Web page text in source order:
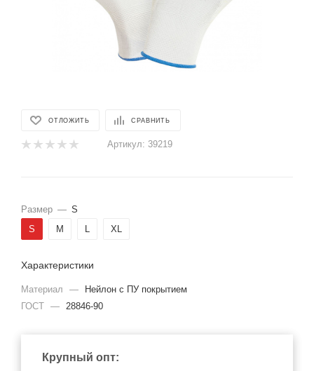
ОТЛОЖИТЬ СРАВНИТЬ
Артикул: 39219
Размер — S
S
M L XL
Характеристики
Материал —
Нейлон с ПУ покрытием
ГОСТ — 28846-90
Крупный опт: